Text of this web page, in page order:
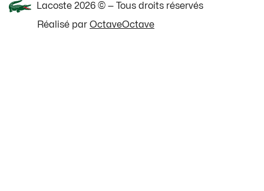
Lacoste 2026 © — Tous droits réservés
Réalisé par OctaveOctave